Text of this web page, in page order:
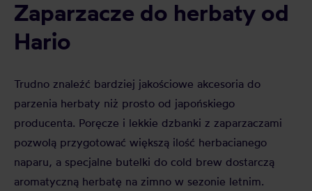
Zaparzacze do herbaty od
Hario
Trudno znaleźć bardziej jakościowe akcesoria do
parzenia herbaty niż prosto od japońskiego
producenta. Poręcze i lekkie dzbanki z zaparzaczami
pozwolą przygotować większą ilość herbacianego
naparu, a specjalne butelki do cold brew dostarczą
aromatyczną herbatę na zimno w sezonie letnim.